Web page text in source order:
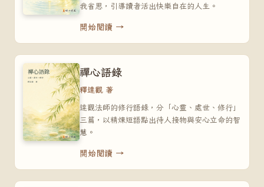
我省思，引導讀者活出快樂自在的人生。
開始閱讀 →
禪心語錄
釋達觀 著
達觀法師的修行語錄，分「心靈、處世、修行」
三篇，以精煉短語點出待人接物與安心立命的智
慧。
開始閱讀 →